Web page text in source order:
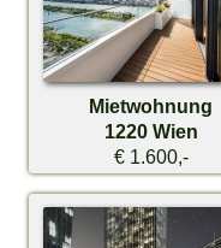
Mietwohnung
1220 Wien
€ 1.600,-